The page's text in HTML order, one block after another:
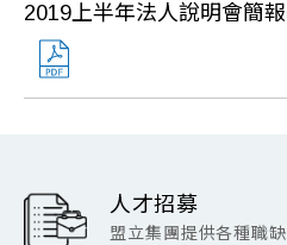
2019上半年法人說明會簡
人才招募
盟立集團提供各種職